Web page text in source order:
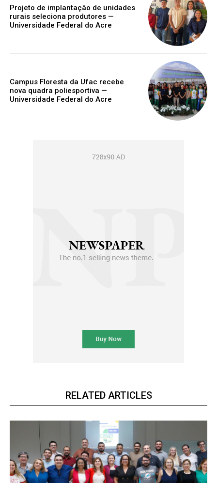
Projeto de implantação de unidades
rurais seleciona produtores —
Universidade Federal do Acre
Campus Floresta da Ufac recebe
nova quadra poliesportiva —
Universidade Federal do Acre
RELATED ARTICLES